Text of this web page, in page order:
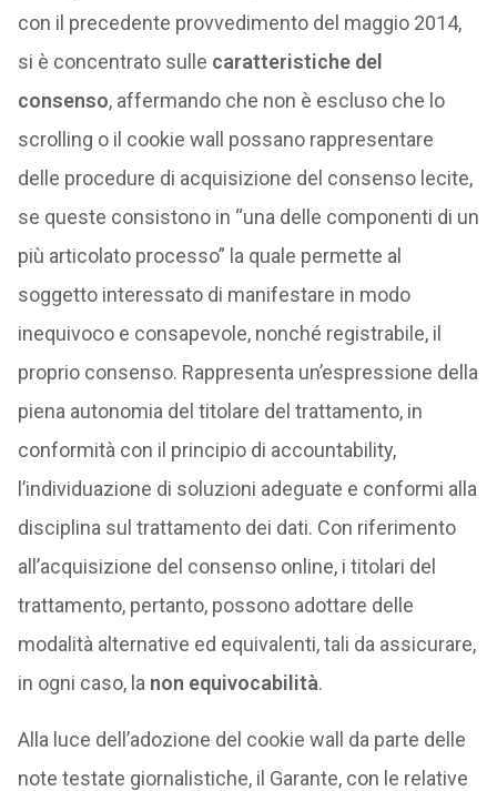
con il precedente provvedimento del maggio 2014,
si è concentrato sulle caratteristiche del
consenso, affermando che non è escluso che lo
scrolling o il cookie wall possano rappresentare
delle procedure di acquisizione del consenso lecite,
se queste consistono in “una delle componenti di un
più articolato processo” la quale permette al
soggetto interessato di manifestare in modo
inequivoco e consapevole, nonché registrabile, il
proprio consenso. Rappresenta un’espressione della
piena autonomia del titolare del trattamento, in
conformità con il principio di accountability,
l’individuazione di soluzioni adeguate e conformi alla
disciplina sul trattamento dei dati. Con riferimento
all’acquisizione del consenso online, i titolari del
trattamento, pertanto, possono adottare delle
modalità alternative ed equivalenti, tali da assicurare,
in ogni caso, la non equivocabilità.
Alla luce dell’adozione del cookie wall da parte delle
note testate giornalistiche, il Garante, con le relative